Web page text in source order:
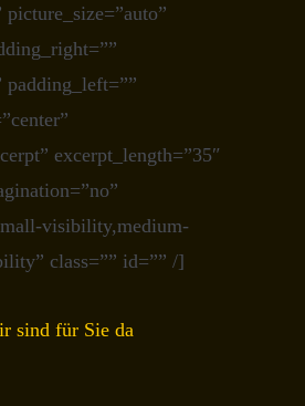
padding_left=””
excerpt_length=”35″
visibility,medium-
class=”” id=”” /]
sind für Sie da